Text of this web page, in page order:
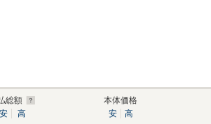
総額
安
高
本体価格
安
高